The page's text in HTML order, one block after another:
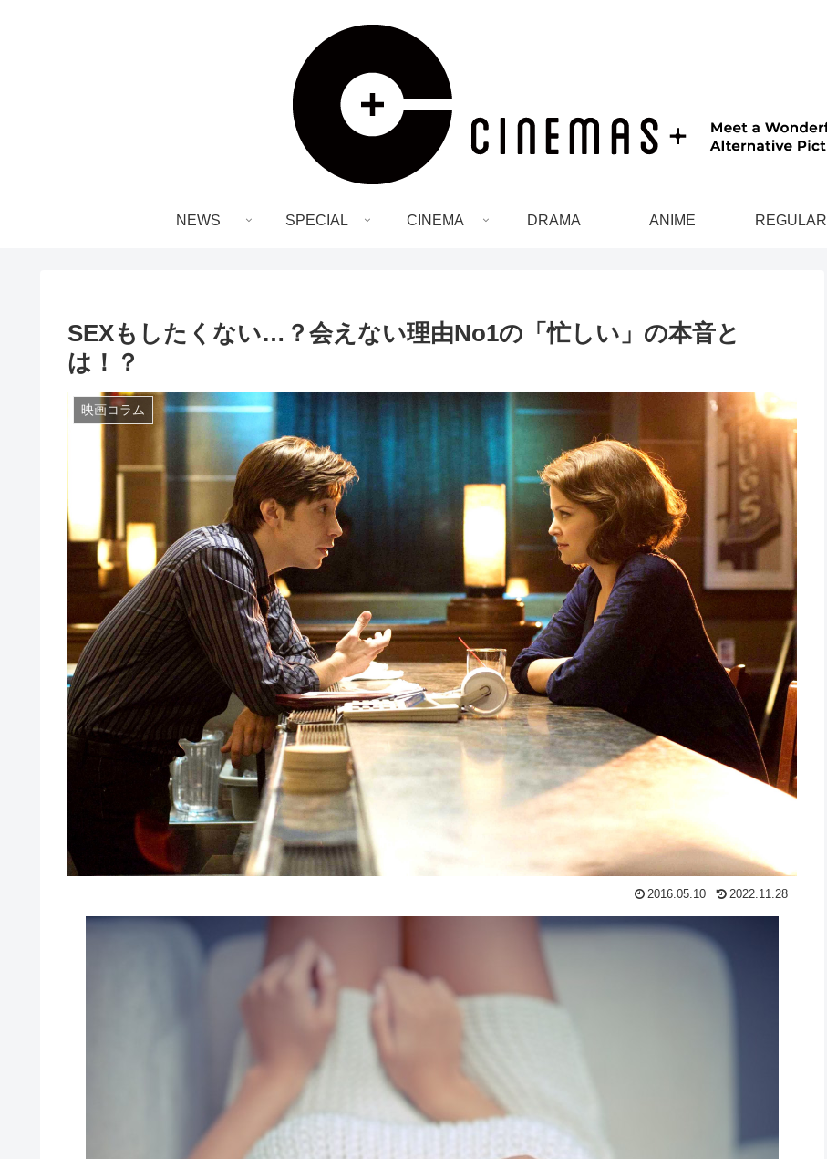
NEWS SPECIAL CINEMA DRAMA ANIME REGULAR
SEXもしたくない…？会えない理由No1の「忙しい」の本音と
は！？
映画コラム
2016.05.10 2022.11.28